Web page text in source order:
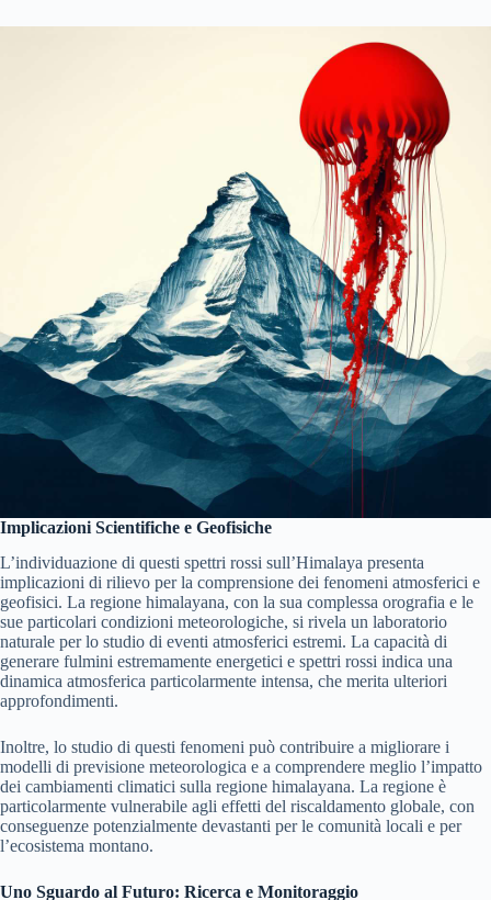
Implicazioni Scientifiche e Geofisiche
L’individuazione di questi spettri rossi sull’Himalaya presenta
implicazioni di rilievo per la comprensione dei fenomeni atmosferici e
geofisici. La regione himalayana, con la sua complessa orografia e le
sue particolari condizioni meteorologiche, si rivela un laboratorio
naturale per lo studio di eventi atmosferici estremi. La capacità di
generare fulmini estremamente energetici e spettri rossi indica una
dinamica atmosferica particolarmente intensa, che merita ulteriori
approfondimenti.
Inoltre, lo studio di questi fenomeni può contribuire a migliorare i
modelli di previsione meteorologica e a comprendere meglio l’impatto
dei cambiamenti climatici sulla regione himalayana. La regione è
particolarmente vulnerabile agli effetti del riscaldamento globale, con
conseguenze potenzialmente devastanti per le comunità locali e per
l’ecosistema montano.
Uno Sguardo al Futuro: Ricerca e Monitoraggio